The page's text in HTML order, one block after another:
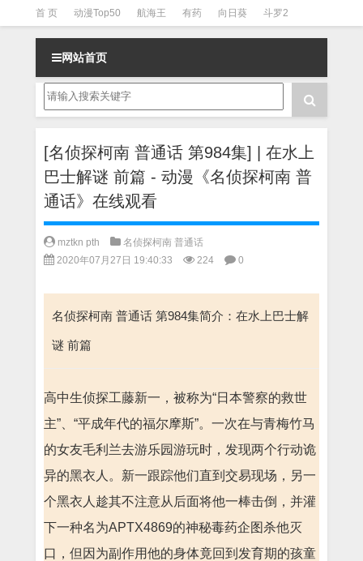
首 页 动漫Top50 航海王 有药 向日葵 斗罗2
斗罗3 火影 一拳超人 柯南 阴阳师 节目清单
网站首页
[名侦探柯南 普通话 第984集] | 在水上
巴士解谜 前篇 - 动漫《名侦探柯南 普
通话》在线观看
mztkn pth
名侦探柯南 普通话
2020年07月27日 19:40:33
224 0
名侦探柯南 普通话 第984集简介：在水上巴士解
谜 前篇
高中生侦探工藤新一，被称为“日本警察的救世
主”、“平成年代的福尔摩斯”。一次在与青梅竹马
的女友毛利兰去游乐园游玩时，发现两个行动诡
异的黑衣人。新一跟踪他们直到交易现场，另一
个黑衣人趁其不注意从后面将他一棒击倒，并灌
下一种名为APTX4869的神秘毒药企图杀他灭
口，但因为副作用他的身体竟回到发育期的孩童